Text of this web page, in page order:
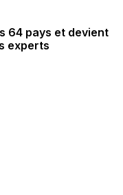
64 pays et devient
experts